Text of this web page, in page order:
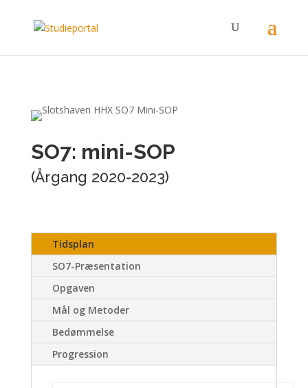
SO7: mini-SOP
(Årgang 2020-2023)
Tidsplan
SO7-Præsentation
Opgaven
Mål og Metoder
Bedømmelse
Progression